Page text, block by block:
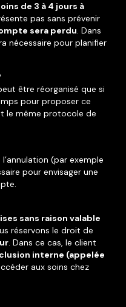
de 3 à 4 jours à
pas sans prévenir
sera perdu. Dans
nécessaire pour planifier
être réorganisé que si
pour proposer ce
le même protocole de
(par exemple
pour envisager une
sans raison valable
réservons le droit de
. Dans ce cas, le client
interne (appelée
aux soins chez